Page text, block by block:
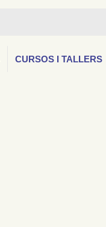
CURSOS I TALLERS